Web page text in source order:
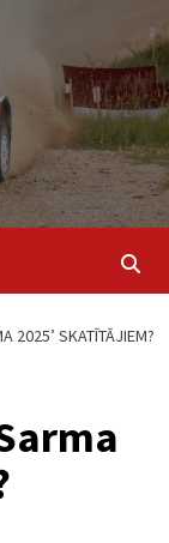
2025’ SKATĪTĀJIEM?